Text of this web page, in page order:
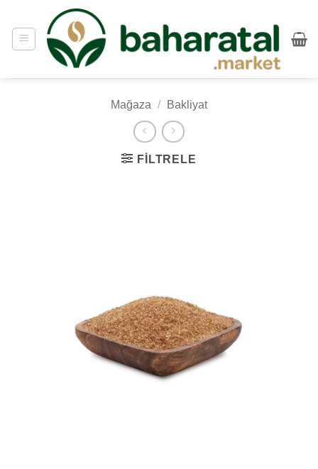
atla
Mağaza / Bakliyat
FILTRELE